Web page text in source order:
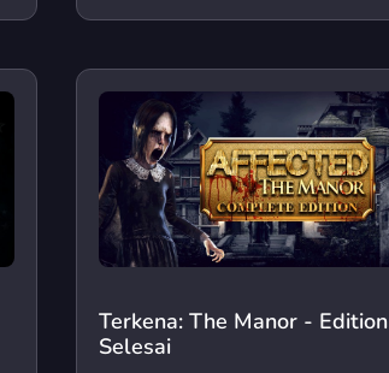
Terkena: The Manor - Edition
Selesai